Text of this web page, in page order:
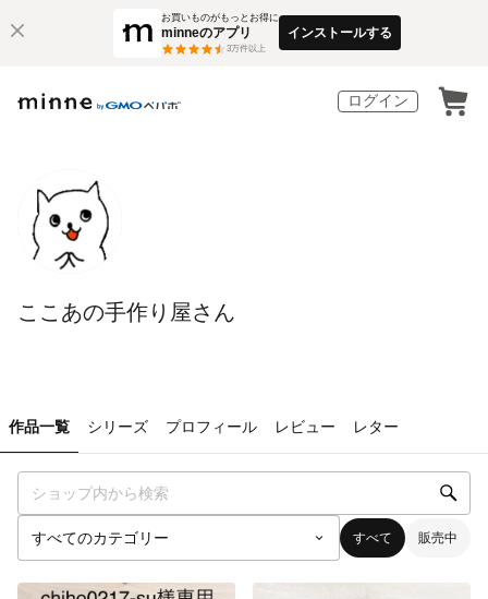
お買いものがもっとお得に
minneのアプリ
3万件以上
インストールする
ログイン
ここあの手作り屋さん
作品一覧 シリーズ プロフィール レビュー レター
すべて 販売中